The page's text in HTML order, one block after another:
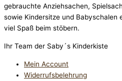
gebrauchte Anziehsachen,
sowie Kindersitze und Babyschalen
viel Spaß beim stöbern.
Ihr Team der Saby´s Kinderkiste
Mein Account
Widerrufsbelehrung